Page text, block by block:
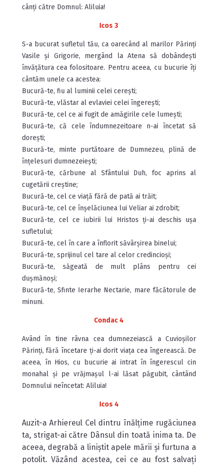
cânți către Domnul: Aliluia!
Icos 3
S-a bucurat sufletul tău, ca oarecând al marilor Părinți
Vasile și Grigorie, mergând la Atena să dobândești
învățătura cea folositoare. Pentru aceea, cu bucurie îți
cântăm unele ca acestea:
Bucură-te, fiu al luminii celei cerești;
Bucură-te, vlăstar al evlaviei celei îngerești;
Bucură-te, cel ce ai fugit de amăgirile cele lumești;
Bucură-te, că cele îndumnezeitoare n-ai încetat să
dorești;
Bucură-te, minte purtătoare de Dumnezeu, plină de
înțelesuri dumnezeiești;
Bucură-te, cărbune al Sfântului Duh, foc aprins al
cugetării creștine;
Bucură-te, cel ce viață fără de pată ai trăit;
Bucură-te, cel ce înșelăciunea lui Veliar ai zdrobit;
Bucură-te, cel ce iubirii lui Hristos ți-ai deschis ușa
sufletului;
Bucură-te, cel în care a înflorit săvârșirea binelui;
Bucură-te, sprijinul cel tare al celor credincioși;
Bucură-te, săgeată de mult plâns pentru cei
dușmănoși;
Bucură-te, Sfinte Ierarhe Nectarie, mare făcătorule de
minuni.
Condac 4
Având în tine râvna cea dumnezeiască a Cuvioșilor
Părinți, fără încetare ți-ai dorit viața cea îngerească. De
aceea, în Hios, cu bucurie ai intrat în îngerescul cin
monahal și pe vrăjmașul l-ai lăsat păgubit, cântând
Domnului neîncetat: Aliluia!
Icos 4
Auzit-a Arhiereul Cel dintru înălțime rugăciunea
ta, strigat-ai către Dânsul din toată inima ta. De
aceea, degrabă a liniștit apele mării și furtuna a
potolit. Văzând acestea, cei ce au fost salvați